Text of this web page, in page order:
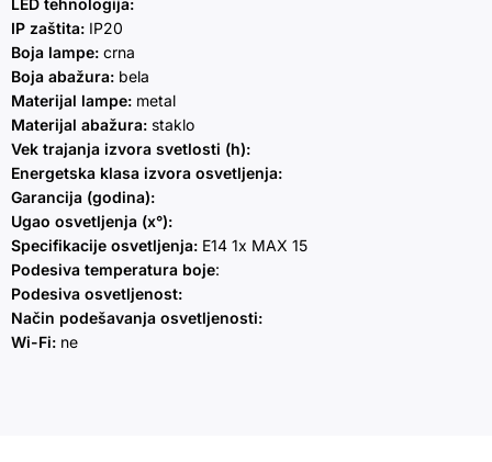
LED tehnologija:
IP zaštita: IP20
Boja lampe: crna
Boja abažura: bela
Materijal lampe: metal
Materijal abažura: staklo
Vek trajanja izvora svetlosti (h):
Energetska klasa izvora osvetljenja:
Garancija (godina):
Ugao osvetljenja (x°):
Specifikacije osvetljenja: E14 1x MAX 15
Podesiva temperatura boje:
Podesiva osvetljenost:
Način podešavanja osvetljenosti:
Wi-Fi: ne